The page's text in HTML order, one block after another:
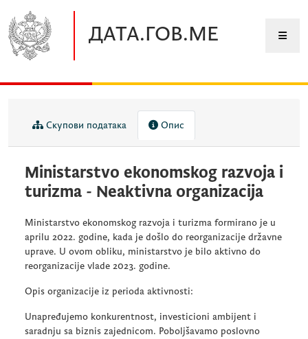
ДАТА.ГОВ.МЕ
Скупови података Опис
Мinistarstvo ekonomskog razvoja i
turizma - Neaktivna organizacija
Ministarstvo ekonomskog razvoja i turizma formirano je u
aprilu 2022. godine, kada je došlo do reorganizacije državne
uprave. U ovom obliku, ministarstvo je bilo aktivno do
reorganizacije vlade 2023. godine.
Opis organizacije iz perioda aktivnosti:
Unapređujemo konkurentnost, investicioni ambijent i
saradnju sa biznis zajednicom. Poboljšavamo poslovno